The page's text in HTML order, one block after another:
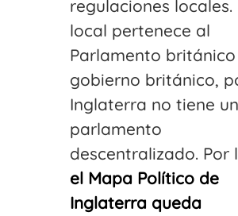
regulaciones locales.
local pertenece al
Parlamento
gobierno británico,
Inglaterra no tiene un
parlamento
descentralizado. Por
el Mapa Político de
Inglaterra queda